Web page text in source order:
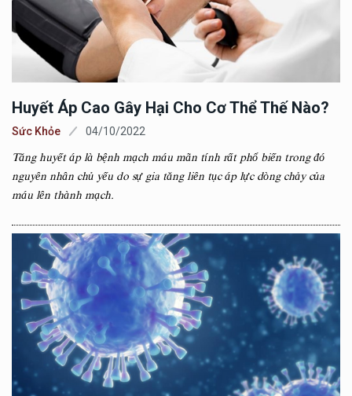
Huyết Áp Cao Gây Hại Cho Cơ Thể Thế Nào?
Sức Khỏe 04/10/2022
Tăng huyết áp là bệnh mạch máu mãn tính rất phổ biến trong đó
nguyên nhân chủ yếu do sự gia tăng liên tục áp lực dòng chảy của
máu lên thành mạch.